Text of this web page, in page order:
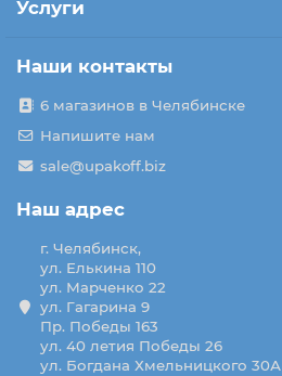
Услуги
Наши контакты
6 магазинов в Челябинске
Напишите нам
sale@upakoff.biz
Наш адрес
г. Челябинск,
ул. Елькина 110
ул. Марченко 22
ул. Гагарина 9
Пр. Победы 163
ул. 40 летия Победы 26
ул. Богдана Хмельницкого 30А